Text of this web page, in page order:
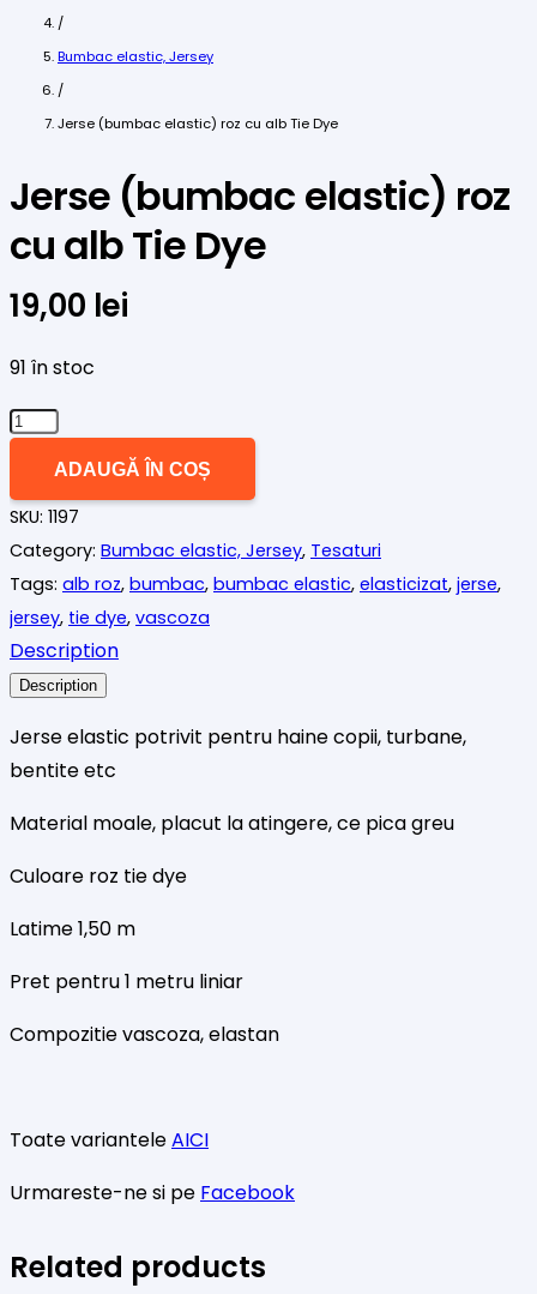
/
Bumbac elastic, Jersey
/
Jerse (bumbac elastic) roz cu alb Tie Dye
Jerse (bumbac elastic) roz
cu alb Tie Dye
19,00 lei
91 în stoc
Cantitate
elastic)
roz
cu
alb
Tie
Dye
ADAUGĂ ÎN COȘ
SKU: 1197
Category: Bumbac elastic, Jersey, Tesaturi
Tags: alb roz, bumbac, bumbac elastic, elasticizat, jerse,
jersey, tie dye, vascoza
Description
Description
Jerse elastic potrivit pentru haine copii, turbane,
bentite etc
Material moale, placut la atingere, ce pica greu
Culoare roz tie dye
Latime 1,50 m
Pret pentru 1 metru liniar
Compozitie vascoza, elastan
Toate varianteleAICI
Urmareste-ne si pe Facebook
Related products